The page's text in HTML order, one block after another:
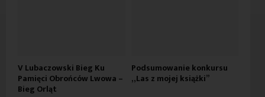
V Lubaczowski Bieg Ku
Pamięci Obrońców Lwowa –
Bieg Orląt
Podsumowanie konkursu
„Las z mojej książki”